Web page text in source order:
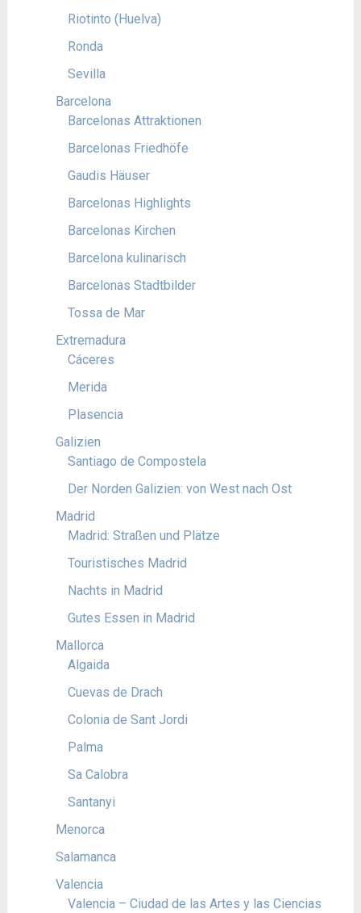
Riotinto (Huelva)
Ronda
Sevilla
Barcelona
Barcelonas Attraktionen
Barcelonas Friedhöfe
Gaudis Häuser
Barcelonas Highlights
Barcelonas Kirchen
Barcelona kulinarisch
Barcelonas Stadtbilder
Tossa de Mar
Extremadura
Cáceres
Merida
Plasencia
Galizien
Santiago de Compostela
Der Norden Galizien: von West nach Ost
Madrid
Madrid: Straßen und Plätze
Touristisches Madrid
Nachts in Madrid
Gutes Essen in Madrid
Mallorca
Algaida
Cuevas de Drach
Colonia de Sant Jordi
Palma
Sa Calobra
Santanyi
Menorca
Salamanca
Valencia
Valencia – Ciudad de las Artes y las Ciencias